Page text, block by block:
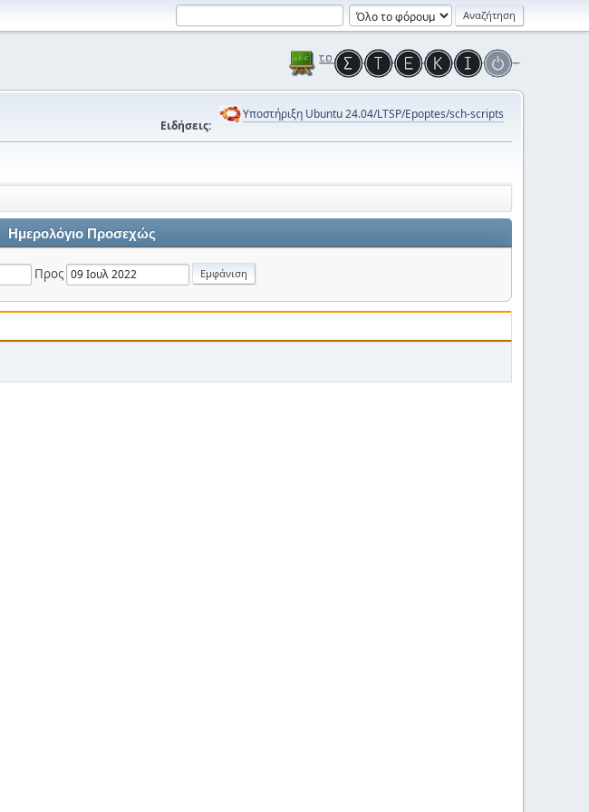
Ειδήσεις:
Υποστήριξη Ubuntu 24.04/LTSP/Epoptes/sch-scripts
Ημερολόγιο Προσεχώς
Προς